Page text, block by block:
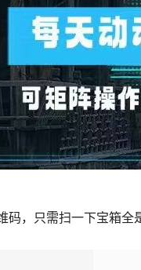
码，只需扫一下宝箱